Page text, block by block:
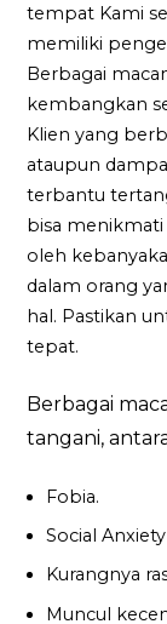
tempat Kami
memiliki
Berbagai
kembangkan
Klien yang
ataupun
terbantu
bisa
oleh
dalam orang
hal. Pastikan
tepat.
Berbagai
tangani,
Fobia.
Social
Kurangnya
Muncul